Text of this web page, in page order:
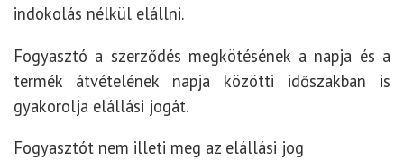
indokolás nélkül elállni.
Fogyasztó a szerződés megkötésének a napja és a
termék átvételének napja közötti időszakban is
gyakorolja elállási jogát.
Fogyasztót nem illeti meg az elállási jog